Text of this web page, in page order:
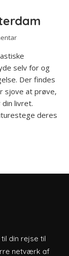
selv for og
Der findes
sjove at prøve,
livret.
deres
din rejse til
netværk af